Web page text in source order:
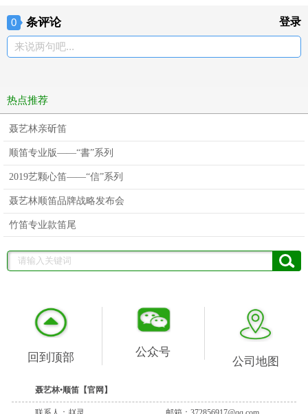
0 条评论 登录
来说两句吧...
热点推荐
聂艺林亲斫笛
顺笛专业版——“書”系列
2019艺颗心笛——“信”系列
聂艺林顺笛品牌战略发布会
竹笛专业款笛尾
回到顶部 公众号
公司地图
聂艺林•顺笛【官网】